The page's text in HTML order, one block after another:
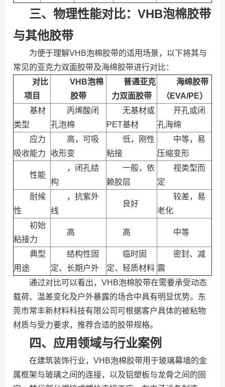
三、物理性能对比：VHB泡棉胶带
与其他胶带
为便于理解VHB泡棉胶带的适用场景，以下将其与
常见的亚克力双面胶带及海绵胶带进行对比：
对比
项目
VHB泡棉
胶带
普通亚克
力双面胶带
海绵胶带
（EVA/PE）
基材
类型
丙烯酸闭
孔泡棉
无基材或
PET基材
开孔或闭
孔海绵
应力
吸收能力
高，可吸
收形变
低，刚性
粘接
中等，易
压缩变形
性能
，闭孔结
构
一般，依
赖胶层
视类型而
定
耐候
性
，抗紫外
线
良好
较差，易
老化
初始
粘接力
高 高 中等
典型
用途
结构性固
定、长期户外
临时固
定、轻质材料
密封、减
震
通过对比可以看出，VHB泡棉胶带在需要承受动态
载荷、温差变化及户外暴露的场合中具有明显优势。东
莞市常丰新材料科技有限公司可根据客户具体的被粘物
材质与受力要求，推荐合适的胶带规格。
四、应用领域与行业案例
在建筑装饰行业，VHB泡棉胶带用于玻璃幕墙的金
属框架与玻璃之间的连接，以及铝塑板与龙骨之间的固